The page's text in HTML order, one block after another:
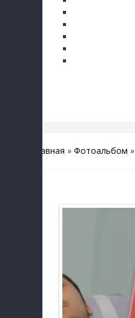
Главная » Фотоальбом »